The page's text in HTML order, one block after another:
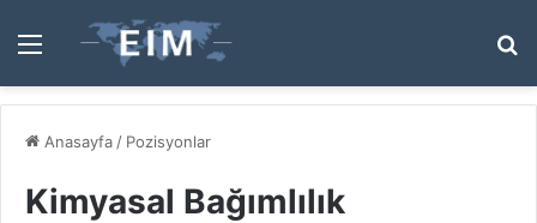
Menü
...
Anasayfa / Pozisyonlar
Kimyasal Bağımlılık